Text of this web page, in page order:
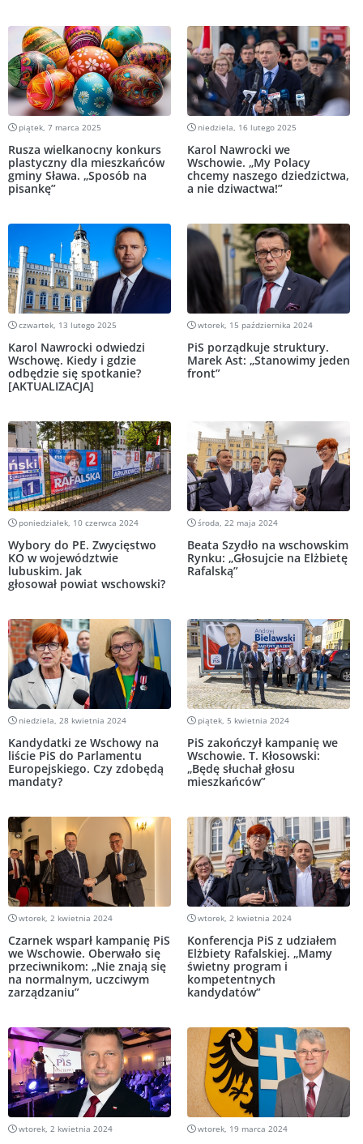
piątek, 7 marca 2025
Rusza wielkanocny konkurs
plastyczny dla mieszkańców
gminy Sława. „Sposób na
pisankę”
niedziela, 16 lutego 2025
Karol Nawrocki we
Wschowie. „My Polacy
chcemy naszego dziedzictwa,
a nie dziwactwa!”
czwartek, 13 lutego 2025
Karol Nawrocki odwiedzi
Wschowę. Kiedy i gdzie
odbędzie się spotkanie?
[AKTUALIZACJA]
wtorek, 15 października 2024
PiS porządkuje struktury.
Marek Ast: „Stanowimy jeden
front”
poniedziałek, 10 czerwca 2024
Wybory do PE. Zwycięstwo
KO w województwie
lubuskim. Jak
głosował powiat wschowski?
środa, 22 maja 2024
Beata Szydło na wschowskim
Rynku: „Głosujcie na Elżbietę
Rafalską”
niedziela, 28 kwietnia 2024
Kandydatki ze Wschowy na
liście PiS do Parlamentu
Europejskiego. Czy zdobędą
mandaty?
piątek, 5 kwietnia 2024
PiS zakończył kampanię we
Wschowie. T. Kłosowski:
„Będę słuchał głosu
mieszkańców”
wtorek, 2 kwietnia 2024
Czarnek wsparł kampanię PiS
we Wschowie. Oberwało się
przeciwnikom: „Nie znają się
na normalnym, uczciwym
zarządzaniu”
wtorek, 2 kwietnia 2024
Konferencja PiS z udziałem
Elżbiety Rafalskiej. „Mamy
świetny program i
kompetentnych
kandydatów”
wtorek, 2 kwietnia 2024 wtorek, 19 marca 2024